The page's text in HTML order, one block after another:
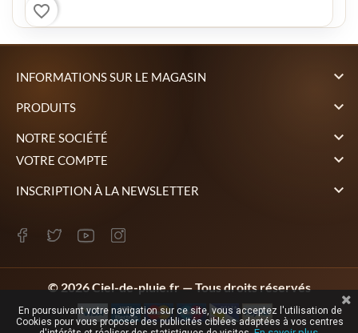
favorite_border
INFORMATIONS SUR LE MAGASIN 
PRODUITS 
NOTRE SOCIÉTÉ 
VOTRE COMPTE 
INSCRIPTION À LA NEWSLETTER 
© 2026 Ciel-de-pluie.fr — Tous droits réservés
En poursuivant votre navigation sur ce site, vous acceptez l'utilisation de
Cookies pour vous proposer des publicités ciblées adaptées à vos centres